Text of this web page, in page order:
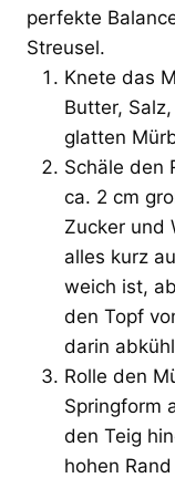
perfekte
Streusel.
Knete das
Butter,
glatten
Schäle den
ca. 2 cm
Zucker und
alles kurz
weich ist,
den Topf
darin
Rolle den
Springform
den Teig
hohen